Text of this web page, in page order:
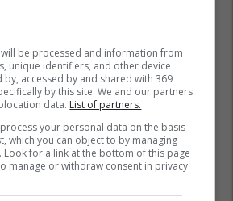
be processed and information from
unique identifiers, and other device
by, accessed by and shared with 369
by this site. We and our partners
data. List of partners.
your personal data on the basis
which you can object to by managing
for a link at the bottom of this page
manage or withdraw consent in privacy